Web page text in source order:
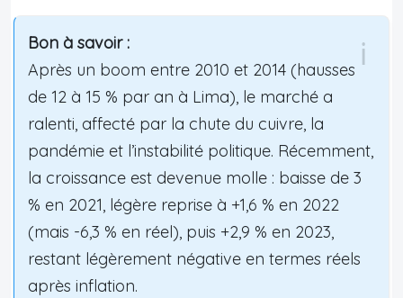
Bon à savoir :
Après un boom entre 2010 et 2014 (hausses
de 12 à 15 % par an à Lima), le marché a
ralenti, affecté par la chute du cuivre, la
pandémie et l’instabilité politique. Récemment,
la croissance est devenue molle : baisse de 3
% en 2021, légère reprise à +1,6 % en 2022
(mais -6,3 % en réel), puis +2,9 % en 2023,
restant légèrement négative en termes réels
après inflation.